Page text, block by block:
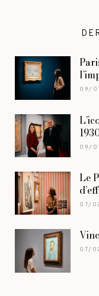
09/
09/
Le
07/
07/